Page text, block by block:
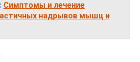
Симптомы и лечение
надрывов мышц и